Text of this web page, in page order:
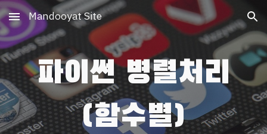
Skip to main content Skip to navigation
Mandooyat Site
파이썬 병렬처리
(함수별)